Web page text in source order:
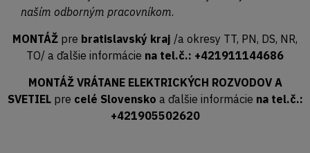
naším odborným pracovníkom.
MONTÁŽ pre bratislavský kraj /a okresy TT, PN, DS, NR,
TO/ a ďalšie informácie na tel.č.: +421911144686
MONTÁŽ VRÁTANE ELEKTRICKÝCH ROZVODOV A
SVETIEL pre celé Slovensko a ďalšie informácie na tel.č.:
+421905502620